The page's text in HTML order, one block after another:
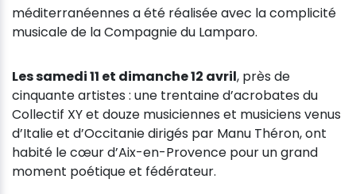
méditerranéennes a été réalisée avec la complicité
musicale de la Compagnie du Lamparo.
Les samedi 11 et dimanche 12 avril, près de
cinquante artistes : une trentaine d’acrobates du
Collectif XY et douze musiciennes et musiciens venus
d’Italie et d’Occitanie dirigés par Manu Théron, ont
habité le cœur d’Aix-en-Provence pour un grand
moment poétique et fédérateur.